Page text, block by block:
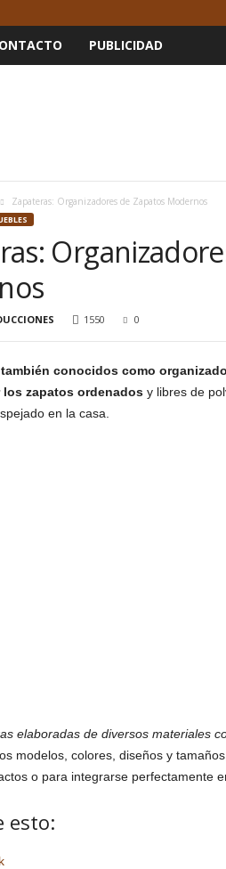
PUBLICIDAD
Zapateras: Organizadores de Zapatos Modernos
1550 0
conocidos como
los zapatos ordenadosy libres de
en la casa.
elaboradas de diversos materiales
modelos, colores, diseños y
o para integrarse perfectamente
esto: